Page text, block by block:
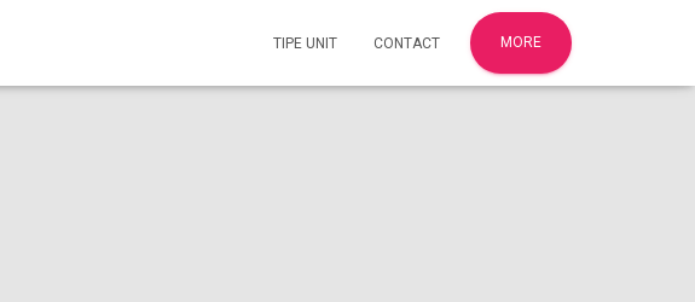
TIPE UNIT CONTACT MORE